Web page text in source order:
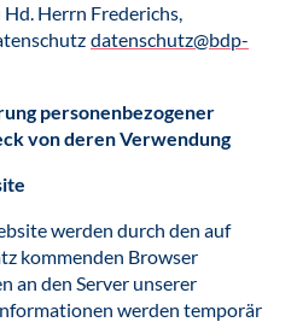
Herrn Frederichs,
datenschutz@bdp-
personenbezogener
von deren Verwendung
werden durch den auf
kommenden Browser
an den Server unserer
werden temporär